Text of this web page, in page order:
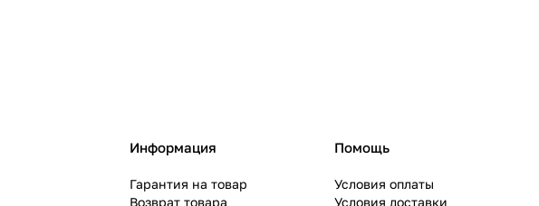
Информация
Гарантия на товар
Возврат товара
Помощь
Условия оплаты
Условия доставки